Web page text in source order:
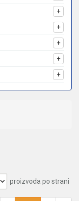
+
+
+
+
+
proizvoda po strani